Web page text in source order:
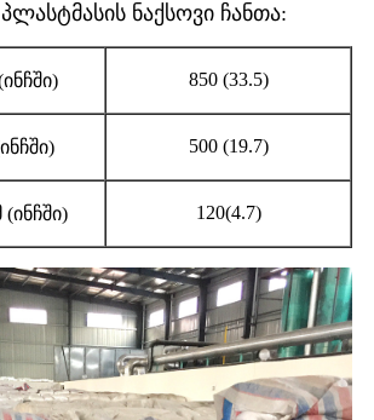
ნაქსოვი ჩანთა:
850 (33.5)
500 (19.7)
120(4.7)